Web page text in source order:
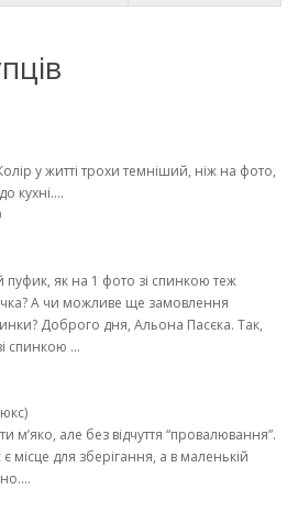
у житті трохи темніший, ніж на фото,
кухні....
як на 1 фото зі спинкою теж
А чи можливе ще замовлення
Доброго дня, Альона Пасєка. Так,
спинкою ...
м’яко, але без відчуття “провалювання”.
місце для зберігання, а в маленькій